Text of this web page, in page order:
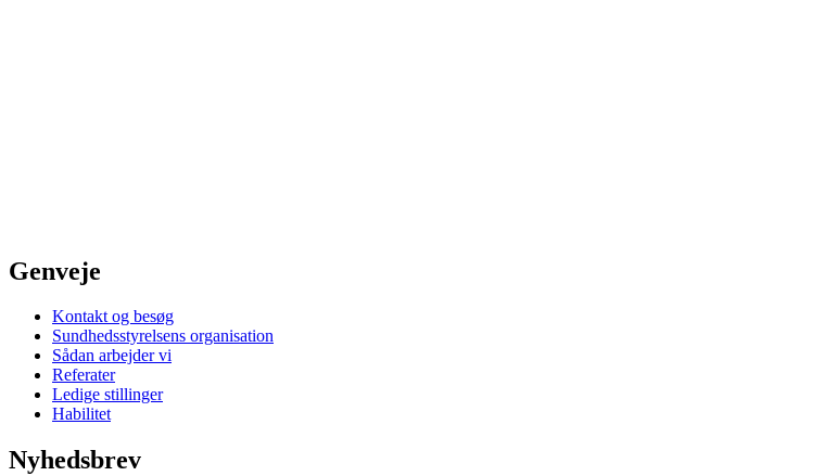
Genveje
Kontakt og besøg
Sundhedsstyrelsens organisation
Sådan arbejder vi
Referater
Ledige stillinger
Habilitet
Nyhedsbrev